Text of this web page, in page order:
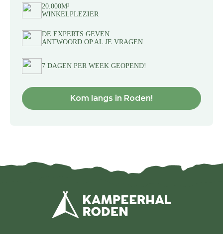
20.000M²
WINKELPLEZIER
DE EXPERTS GEVEN
ANTWOORD OP AL JE VRAGEN
7 DAGEN PER WEEK GEOPEND!
Kom langs in Roden!